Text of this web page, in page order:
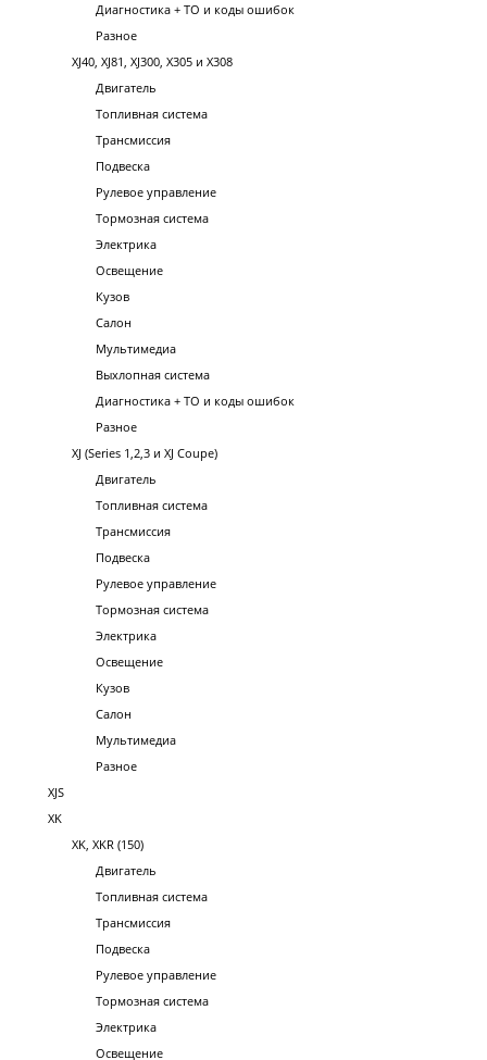
Диагностика + ТО и коды ошибок
Разное
XJ40, XJ81, XJ300, X305 и X308
Двигатель
Топливная система
Трансмиссия
Подвеска
Рулевое управление
Тормозная система
Электрика
Освещение
Кузов
Салон
Мультимедиа
Выхлопная система
Диагностика + ТО и коды ошибок
Разное
XJ (Series 1,2,3 и XJ Coupe)
Двигатель
Топливная система
Трансмиссия
Подвеска
Рулевое управление
Тормозная система
Электрика
Освещение
Кузов
Салон
Мультимедиа
Разное
XJS
XK
XK, XKR (150)
Двигатель
Топливная система
Трансмиссия
Подвеска
Рулевое управление
Тормозная система
Электрика
Освещение